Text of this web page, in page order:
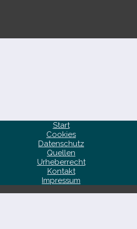
Start
Cookies
Datenschutz
Quellen
Urheberrecht
Kontakt
Impressum